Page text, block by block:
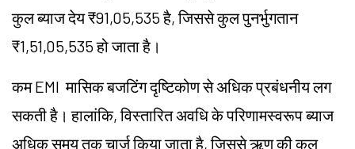
कुल ब्याज देय ₹91,05,535 है, जिससे कुल पुनर्भुगतान
₹1,51,05,535 हो जाता है।
कम EMI मासिक बजटिंग दृष्टिकोण से अधिक प्रबंधनीय लग
सकती है। हालांकि, विस्तारित अवधि के परिणामस्वरूप ब्याज
अधिक समय तक चार्ज किया जाता है, जिससे ऋण की कुल